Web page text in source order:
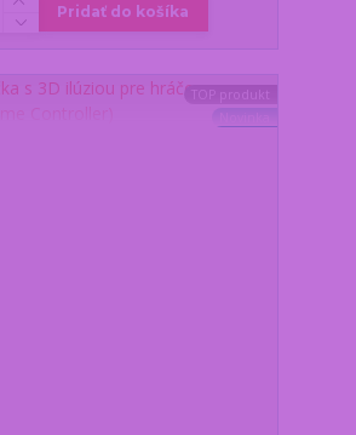
Pridať do košíka
TOP produkt